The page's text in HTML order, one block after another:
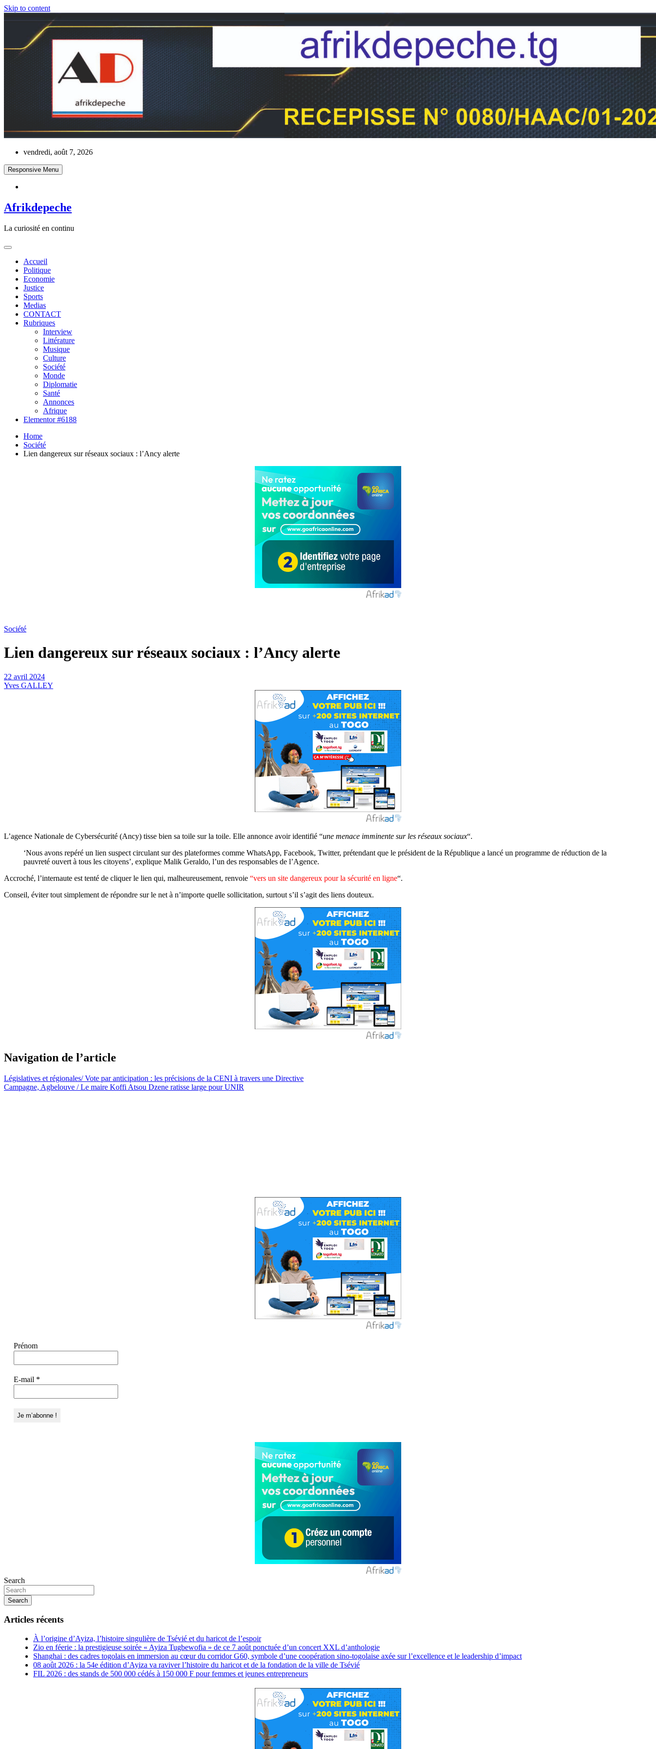
Skip to content
vendredi, août 7, 2026
Responsive Menu
Afrikdepeche
La curiosité en continu
Accueil
Politique
Economie
Justice
Sports
Medias
CONTACT
Rubriques
Interview
Littérature
Musique
Culture
Société
Monde
Diplomatie
Santé
Annonces
Afrique
Elementor #6188
Home
Société
Lien dangereux sur réseaux sociaux : l’Ancy alerte
Société
Lien dangereux sur réseaux sociaux : l’Ancy alerte
22 avril 2024
Yves GALLEY
L’agence Nationale de Cybersécurité (Ancy) tisse bien sa toile sur la toile. Elle annonce avoir identifié “une menace imminente sur les réseaux sociaux“.
‘Nous avons repéré un lien suspect circulant sur des plateformes comme WhatsApp, Facebook, Twitter, prétendant que le président de la République a lancé un programme de réduction de la
pauvreté ouvert à tous les citoyens’, explique Malik Geraldo, l’un des responsables de l’Agence.
Accroché, l’internaute est tenté de cliquer le lien qui, malheureusement, renvoie “vers un site dangereux pour la sécurité en ligne“.
Conseil, éviter tout simplement de répondre sur le net à n’importe quelle sollicitation, surtout s’il s’agit des liens douteux.
Navigation de l’article
Législatives et régionales/ Vote par anticipation : les précisions de la CENI à travers une Directive
Campagne, Agbelouve / Le maire Koffi Atsou Dzene ratisse large pour UNIR
Prénom
E-mail *
Search
Search
Articles récents
À l’origine d’Ayiza, l’histoire singulière de Tsévié et du haricot de l’espoir
Zio en féerie : la prestigieuse soirée « Ayiza Tugbewofia » de ce 7 août ponctuée d’un concert XXL d’anthologie
Shanghai : des cadres togolais en immersion au cœur du corridor G60, symbole d’une coopération sino-togolaise axée sur l’excellence et le leadership d’impact
08 août 2026 : la 54e édition d’Ayiza va raviver l’histoire du haricot et de la fondation de la ville de Tsévié
FIL 2026 : des stands de 500 000 cédés à 150 000 F pour femmes et jeunes entrepreneurs